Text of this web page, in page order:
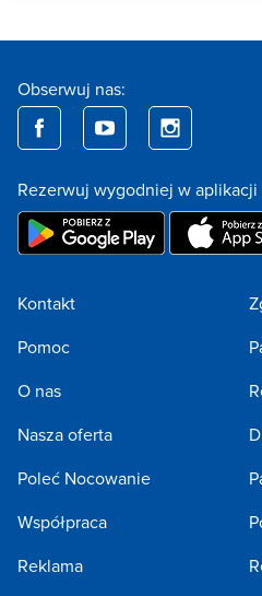
Obserwuj nas:
Rezerwuj wygodniej w aplikacji
Kontakt
Pomoc
O nas
Nasza oferta
Poleć Nocowanie
Współpraca
Reklama